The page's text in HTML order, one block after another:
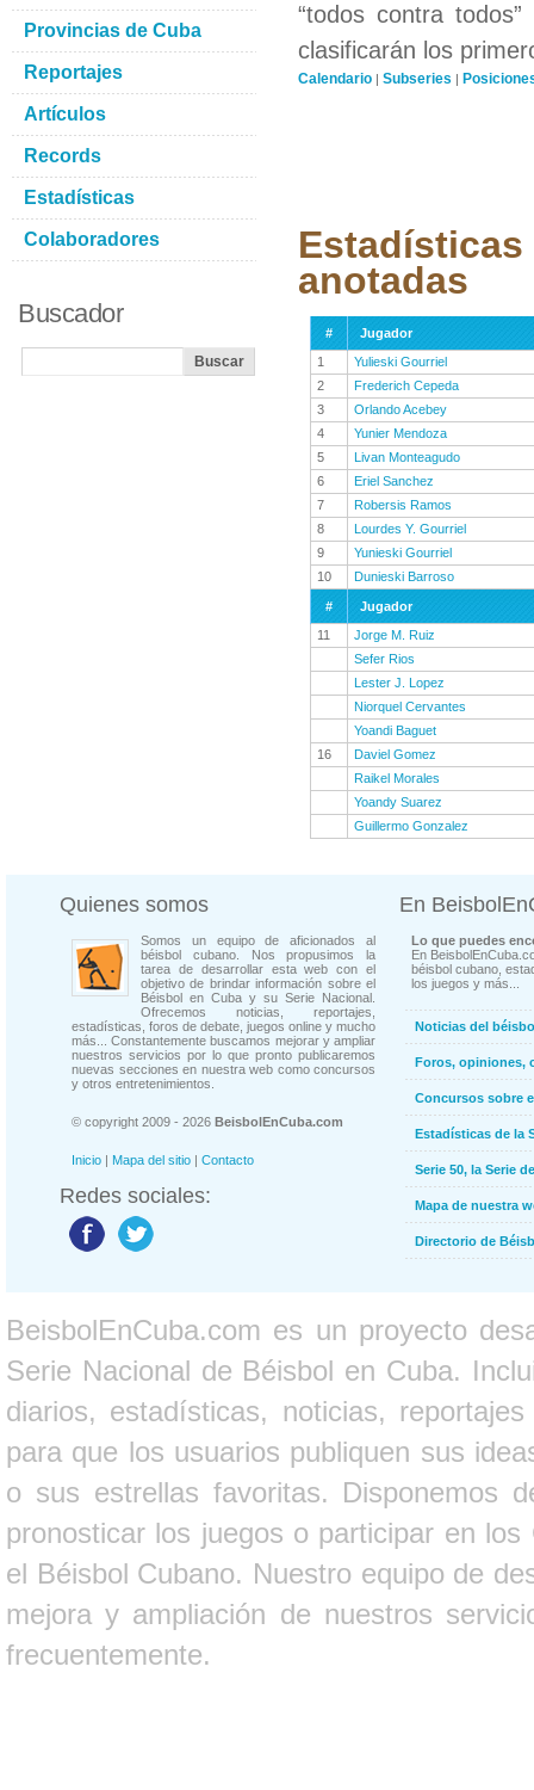
“todos contra
clasificarán los
Calendario | Subseries |
Estadísticas
anotadas
#
Jugador
1
Yulieski Gourriel
2
Frederich Cepeda
3
Orlando Acebey
4
Yunier Mendoza
5
Livan Monteagudo
6
Eriel Sanchez
7
Robersis Ramos
8
Lourdes Y. Gourriel
9
Yunieski Gourriel
10
Dunieski Barroso
#
Jugador
11
Jorge M. Ruiz
Sefer Rios
Lester J. Lopez
Niorquel Cervantes
Yoandi Baguet
16
Daviel Gomez
Raikel Morales
Yoandy Suarez
Guillermo Gonzalez
Provincias de Cuba
Reportajes
Artículos
Records
Estadísticas
Colaboradores
Buscador
Quienes somos
Somos un equipo de aficionados al
béisbol cubano. Nos propusimos la
tarea de desarrollar esta web con el
objetivo de brindar información sobre el
Béisbol en Cuba y su Serie Nacional.
Ofrecemos noticias, reportajes,
estadísticas, foros de debate, juegos online y mucho
más... Constantemente buscamos mejorar y ampliar
nuestros servicios por lo que pronto publicaremos
nuevas secciones en nuestra web como concursos
y otros entretenimientos.
© copyright 2009 - 2026 BeisbolEnCuba.com
Inicio | Mapa del sitio | Contacto
Redes sociales:
En
Lo que puedes
En
béisbol cubano,
los juegos y más...
Noticias del
Foros, opiniones,
Concursos sobre
Estadísticas de la
Serie 50, la Serie
Mapa de nuestra
Directorio de
BeisbolEnCuba.com es un proyecto
Serie Nacional de Béisbol en Cuba.
diarios, estadísticas, noticias,
para que los usuarios publiquen sus
o sus estrellas favoritas. Disponemos
pronosticar los juegos o participar en
el Béisbol Cubano. Nuestro equipo de
mejora y ampliación de nuestros
frecuentemente.